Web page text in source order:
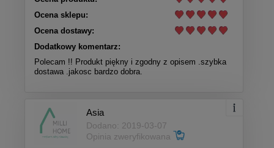
Ocena sklepu:
Ocena dostawy:
Dodatkowy komentarz:
Polecam !! Produkt piękny i zgodny z opisem .szybka
dostawa .jakosc bardzo dobra.
Asia
Dodano: 2019-03-07
Opinia zweryfikowana